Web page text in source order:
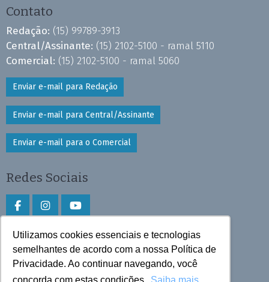
Utilizamos cookies essenciais e tecnologias
semelhantes de acordo com a nossa Política de
Privacidade. Ao continuar navegando, você
Contato
Redação: (15) 99789-3913
Central/Assinante: (15) 2102-5100 - ramal 5110
Comercial: (15) 2102-5100 - ramal 5060
Enviar e-mail para Redação
Enviar e-mail para Central/Assinante
Enviar e-mail para o Comercial
Redes Sociais
Faça download do aplicativo
Play Store e App Store